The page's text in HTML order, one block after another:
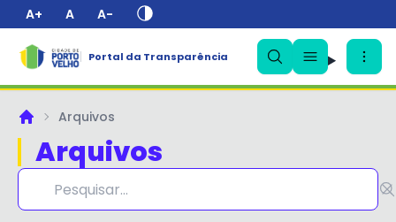
A+ A A-
Portal da Transparência
PrincipalArquivos
Arquivos
✕